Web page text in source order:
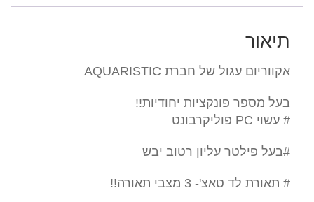
AQUARISTIC
תיאור
אקווריום עגול של חברת AQUARISTIC
בעל מספר פונקציות יחודיות!!
# עשוי PC פוליקרבונט
#בעל פילטר עליון רטוב יבש
# תאורת לד טאצ'- 3 מצבי תאורה!!